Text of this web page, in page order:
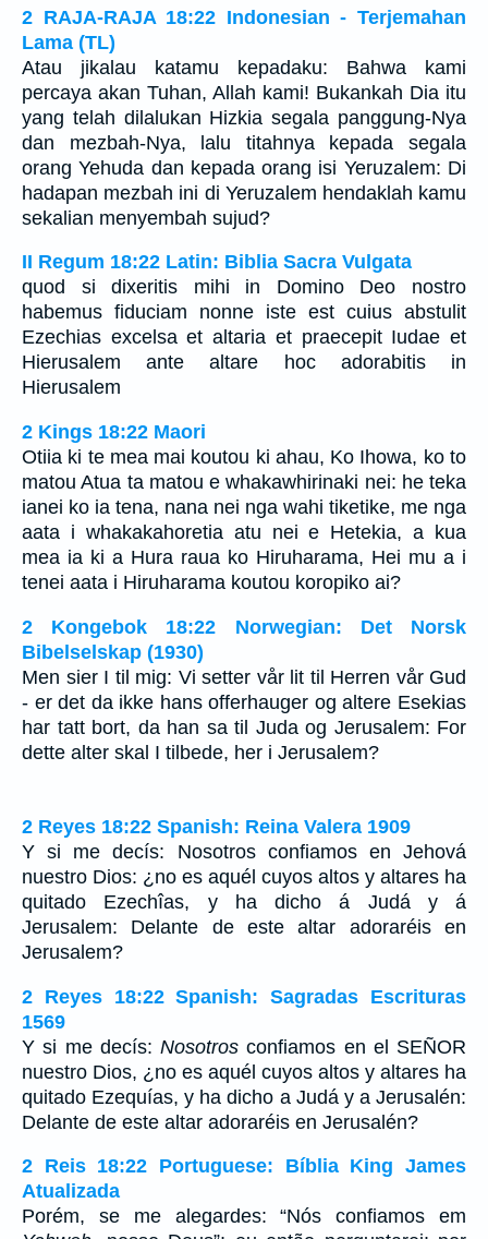
2 RAJA-RAJA 18:22 Indonesian - Terjemahan
Lama (TL)
Atau jikalau katamu kepadaku: Bahwa kami
percaya akan Tuhan, Allah kami! Bukankah Dia itu
yang telah dilalukan Hizkia segala panggung-Nya
dan mezbah-Nya, lalu titahnya kepada segala
orang Yehuda dan kepada orang isi Yeruzalem: Di
hadapan mezbah ini di Yeruzalem hendaklah kamu
sekalian menyembah sujud?
II Regum 18:22 Latin: Biblia Sacra Vulgata
quod si dixeritis mihi in Domino Deo nostro
habemus fiduciam nonne iste est cuius abstulit
Ezechias excelsa et altaria et praecepit Iudae et
Hierusalem ante altare hoc adorabitis in
Hierusalem
2 Kings 18:22 Maori
Otiia ki te mea mai koutou ki ahau, Ko Ihowa, ko to
matou Atua ta matou e whakawhirinaki nei: he teka
ianei ko ia tena, nana nei nga wahi tiketike, me nga
aata i whakakahoretia atu nei e Hetekia, a kua
mea ia ki a Hura raua ko Hiruharama, Hei mu a i
tenei aata i Hiruharama koutou koropiko ai?
2 Kongebok 18:22 Norwegian: Det Norsk
Bibelselskap (1930)
Men sier I til mig: Vi setter vår lit til Herren vår Gud
- er det da ikke hans offerhauger og altere Esekias
har tatt bort, da han sa til Juda og Jerusalem: For
dette alter skal I tilbede, her i Jerusalem?
2 Reyes 18:22 Spanish: Reina Valera 1909
Y si me decís: Nosotros confiamos en Jehová
nuestro Dios: ¿no es aquél cuyos altos y altares ha
quitado Ezechîas, y ha dicho á Judá y á
Jerusalem: Delante de este altar adoraréis en
Jerusalem?
2 Reyes 18:22 Spanish: Sagradas Escrituras
1569
Y si me decís: Nosotros confiamos en el SEÑOR
nuestro Dios, ¿no es aquél cuyos altos y altares ha
quitado Ezequías, y ha dicho a Judá y a Jerusalén:
Delante de este altar adoraréis en Jerusalén?
2 Reis 18:22 Portuguese: Bíblia King James
Atualizada
Porém, se me alegardes: “Nós confiamos em